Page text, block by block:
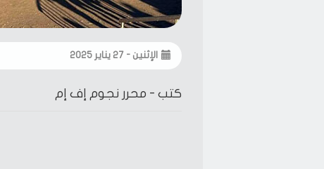
الإثنين - ٢٧ يناير ٢٠٢٥
كتب - محرر نجوم إف إم